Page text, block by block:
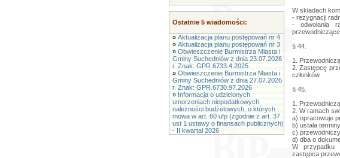
Ostatnie 5 wiadomości:
» Aktualizacja planu postępowań nr 4
» Aktualizacja planu postępowań nr 3
» Obwieszczenie Burmistrza Miasta i
Gminy Suchedniów z dnia 23.07.2026
r. Znak: GPR.6733.4.2025
» Obwieszczenie Burmistrza Miasta i
Gminy Suchedniów z dnia 27.07.2026
r. Znak: GPR.6730.97.2026
» Informacja o udzielonych
umorzeniach niepodatkowych
należności budżetowych, o których
mowa w art. 60 ufp (zgodnie z art. 37
ust 1 ustawy o finansach publicznych)
- II kwartał 2026
W składach
- rezygnacji
- odwołania
§ 44.
1.
2. Zastępcę
członków.
§ 45.
1.
2. W ramach
a) opracowuje
b) ustala
c)
d) dba o
W przypadku
zastępca